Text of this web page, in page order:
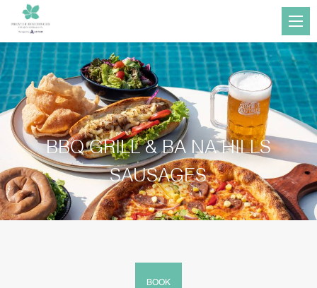
BBQ GRILL & BA NA HILLS
SAUSAGES
BOOK